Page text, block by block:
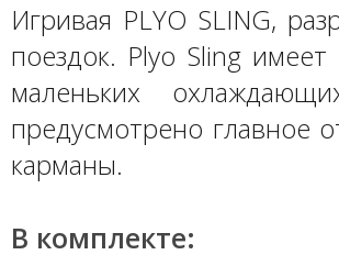
Игривая PLYO SLING,
поездок. Plyo Sling
маленьких
предусмотрено главное
карманы.
В комплекте: